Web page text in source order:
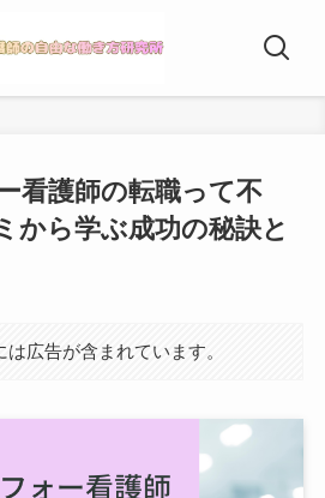
看護師の転職って不
から学ぶ成功の秘訣と
広告が含まれています。